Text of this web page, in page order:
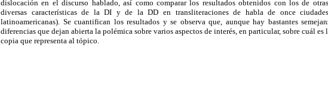
dislocación en el discurso hablado, así como comparar los resultados obtenidos con los de
diversas características de la DI y de la DD en transliteraciones de habla de once
latinoamericanas). Se cuantifican los resultados y se observa que, aunque hay bastantes
diferencias que dejan abierta la polémica sobre varios aspectos de interés, en particular, sobre cuál
copia que representa al tópico.